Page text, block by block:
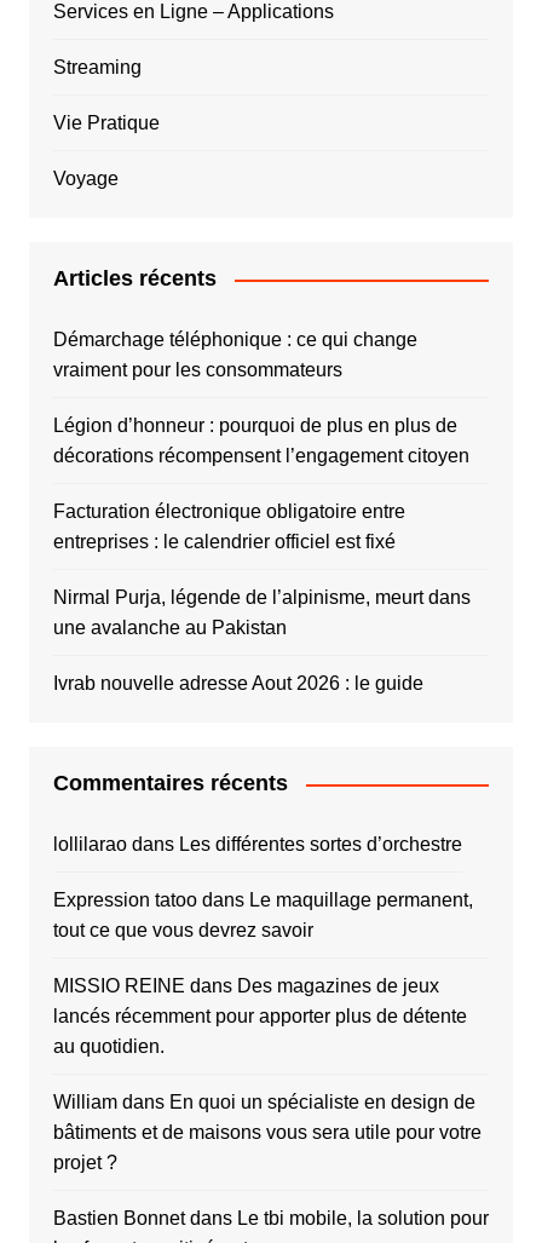
Services en Ligne – Applications
Streaming
Vie Pratique
Voyage
Articles récents
Démarchage téléphonique : ce qui change
vraiment pour les consommateurs
Légion d’honneur : pourquoi de plus en plus de
décorations récompensent l’engagement citoyen
Facturation électronique obligatoire entre
entreprises : le calendrier officiel est fixé
Nirmal Purja, légende de l’alpinisme, meurt dans
une avalanche au Pakistan
Ivrab nouvelle adresse Aout 2026 : le guide
Commentaires récents
lollilaraodans Les différentes sortes d’orchestre
Expression tatoodans Le maquillage permanent,
tout ce que vous devrez savoir
MISSIO REINE dans Des magazines de jeux
lancés récemment pour apporter plus de détente
au quotidien.
Williamdans En quoi un spécialiste en design de
bâtiments et de maisons vous sera utile pour votre
projet ?
Bastien Bonnetdans Le tbi mobile, la solution pour